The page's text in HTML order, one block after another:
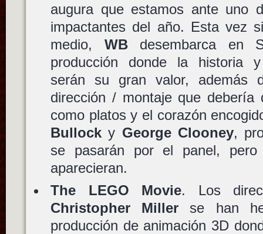
augura que estamos ante uno
impactantes del año. Esta vez
medio, WBdesembarca en
producción donde la historia
serán su gran valor, además
dirección / montaje que debería
como platos y el corazón
Bullock y George Clooney,
se pasarán por el panel,
aparecieran.
The LEGO Movie. Los
Christopher Miller se han
producción de animación 3D